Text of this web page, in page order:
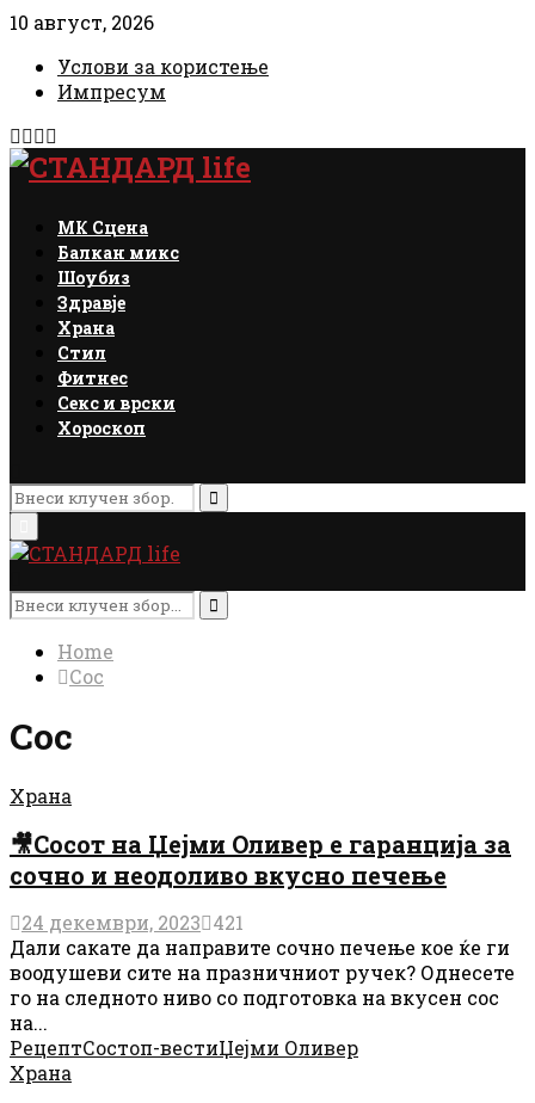
10 август, 2026
Услови за користење
Импресум
Facebook
Instagram
Email
МК Сцена
Балкан микс
Шоубиз
Здравје
Храна
Стил
Фитнес
Секс и врски
Хороскоп
Search
for:
Search
Menu
Search
for:
Search
Home
Сос
Сос
Храна
🎥Сосот на Џејми Оливер е гаранција за
сочно и неодоливо вкусно печење
24 декември, 2023 421
Дали сакате да направите сочно печење кое ќе ги
воодушеви сите на празничниот ручек? Однесете
го на следното ниво со подготовка на вкусен сос
на...
РецептСостоп-вестиЏејми Оливер
Храна